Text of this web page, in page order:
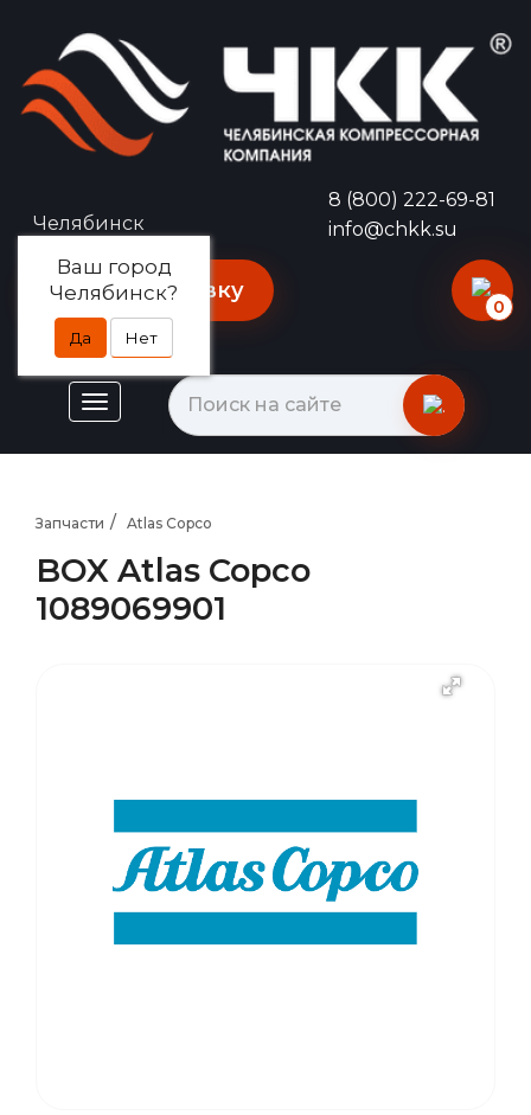
Челябинск
Ваш город
Челябинск?
Да Нет
8 (800) 222-69-81
info@chkk.su
Оставить заявку
0
Запчасти Atlas Copco
BOX Atlas Copco
1089069901